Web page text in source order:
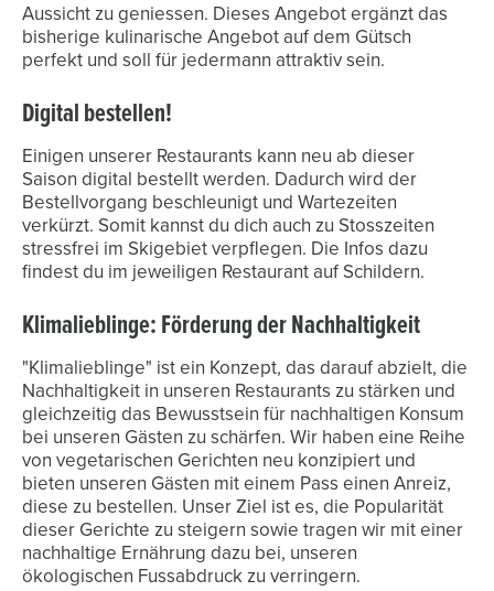
Aussicht zu geniessen. Dieses Angebot ergänzt das
bisherige kulinarische Angebot auf dem Gütsch
perfekt und soll für jedermann attraktiv sein.
Digital bestellen!
Einigen unserer Restaurants kann neu ab dieser
Saison digital bestellt werden. Dadurch wird der
Bestellvorgang beschleunigt und Wartezeiten
verkürzt. Somit kannst du dich auch zu Stosszeiten
stressfrei im Skigebiet verpflegen. Die Infos dazu
findest du im jeweiligen Restaurant auf Schildern.
Klimalieblinge: Förderung der Nachhaltigkeit
"Klimalieblinge" ist ein Konzept, das darauf abzielt, die
Nachhaltigkeit in unseren Restaurants zu stärken und
gleichzeitig das Bewusstsein für nachhaltigen Konsum
bei unseren Gästen zu schärfen. Wir haben eine Reihe
von vegetarischen Gerichten neu konzipiert und
bieten unseren Gästen mit einem Pass einen Anreiz,
diese zu bestellen. Unser Ziel ist es, die Popularität
dieser Gerichte zu steigern sowie tragen wir mit einer
nachhaltige Ernährung dazu bei, unseren
ökologischen Fussabdruck zu verringern.